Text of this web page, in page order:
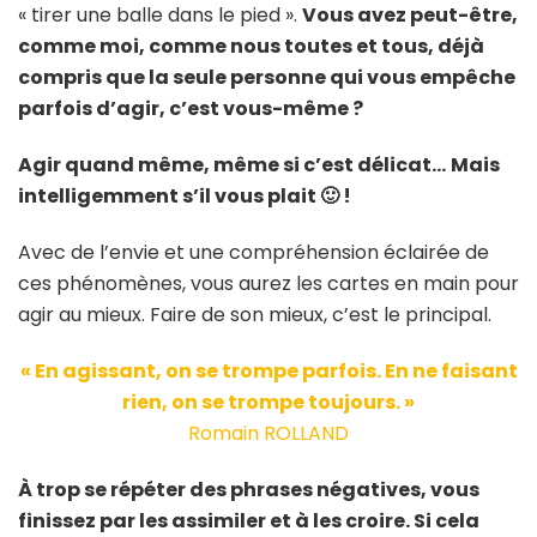
« tirer une balle dans le pied ». Vous avez peut-être,
comme moi, comme nous toutes et tous, déjà
compris que la seule personne qui vous empêche
parfois d’agir, c’est vous-même ?
Agir quand même, même si c’est délicat… Mais
intelligemment s’il vous plait 🙂 !
Avec de l’envie et une compréhension éclairée de
ces phénomènes, vous aurez les cartes en main pour
agir au mieux. Faire de son mieux, c’est le principal.
« En agissant, on se trompe parfois. En ne faisant
rien, on se trompe toujours. »
Romain ROLLAND
À trop se répéter des phrases négatives, vous
finissez par les assimiler et à les croire. Si cela